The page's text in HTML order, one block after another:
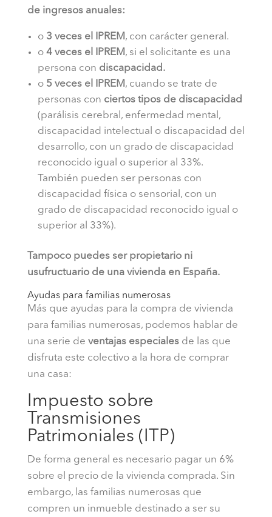
de ingresos anuales:
o3 veces el IPREM, con carácter general.
o 4 veces el IPREM, si el solicitante es una
persona con discapacidad.
o 5 veces el IPREM, cuando se trate de
personas con ciertos tipos de discapacidad
(parálisis cerebral, enfermedad mental,
discapacidad intelectual o discapacidad del
desarrollo, con un grado de discapacidad
reconocido igual o superior al 33%.
También pueden ser personas con
discapacidad física o sensorial, con un
grado de discapacidad reconocido igual o
superior al 33%).
Tampoco puedes ser propietario ni
usufructuario de una vivienda en España.
Ayudas para familias numerosas
Más que ayudas para la compra de vivienda
para familias numerosas, podemos hablar de
una serie de ventajas especialesde las que
disfruta este colectivo a la hora de comprar
una casa:
Impuesto sobre
Transmisiones
Patrimoniales (ITP)
De forma general es necesario pagar un 6%
sobre el precio de la vivienda comprada. Sin
embargo, las familias numerosas que
compren un inmueble destinado a ser su